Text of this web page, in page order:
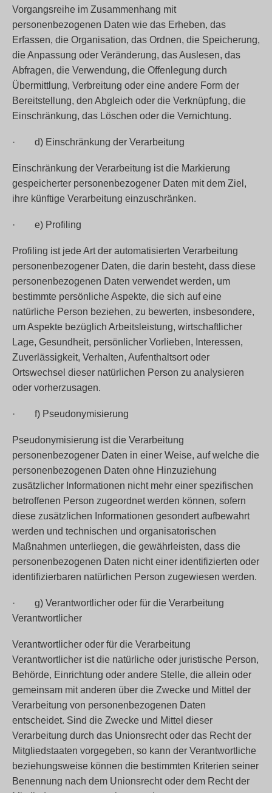
Vorgangsreihe im Zusammenhang mit
personenbezogenen Daten wie das Erheben, das
Erfassen, die Organisation, das Ordnen, die Speicherung,
die Anpassung oder Veränderung, das Auslesen, das
Abfragen, die Verwendung, die Offenlegung durch
Übermittlung, Verbreitung oder eine andere Form der
Bereitstellung, den Abgleich oder die Verknüpfung, die
Einschränkung, das Löschen oder die Vernichtung.
· d) Einschränkung der Verarbeitung
Einschränkung der Verarbeitung ist die Markierung
gespeicherter personenbezogener Daten mit dem Ziel,
ihre künftige Verarbeitung einzuschränken.
· e) Profiling
Profiling ist jede Art der automatisierten Verarbeitung
personenbezogener Daten, die darin besteht, dass diese
personenbezogenen Daten verwendet werden, um
bestimmte persönliche Aspekte, die sich auf eine
natürliche Person beziehen, zu bewerten, insbesondere,
um Aspekte bezüglich Arbeitsleistung, wirtschaftlicher
Lage, Gesundheit, persönlicher Vorlieben, Interessen,
Zuverlässigkeit, Verhalten, Aufenthaltsort oder
Ortswechsel dieser natürlichen Person zu analysieren
oder vorherzusagen.
· f) Pseudonymisierung
Pseudonymisierung ist die Verarbeitung
personenbezogener Daten in einer Weise, auf welche die
personenbezogenen Daten ohne Hinzuziehung
zusätzlicher Informationen nicht mehr einer spezifischen
betroffenen Person zugeordnet werden können, sofern
diese zusätzlichen Informationen gesondert aufbewahrt
werden und technischen und organisatorischen
Maßnahmen unterliegen, die gewährleisten, dass die
personenbezogenen Daten nicht einer identifizierten oder
identifizierbaren natürlichen Person zugewiesen werden.
· g) Verantwortlicher oder für die Verarbeitung
Verantwortlicher
Verantwortlicher oder für die Verarbeitung
Verantwortlicher ist die natürliche oder juristische Person,
Behörde, Einrichtung oder andere Stelle, die allein oder
gemeinsam mit anderen über die Zwecke und Mittel der
Verarbeitung von personenbezogenen Daten
entscheidet. Sind die Zwecke und Mittel dieser
Verarbeitung durch das Unionsrecht oder das Recht der
Mitgliedstaaten vorgegeben, so kann der Verantwortliche
beziehungsweise können die bestimmten Kriterien seiner
Benennung nach dem Unionsrecht oder dem Recht der